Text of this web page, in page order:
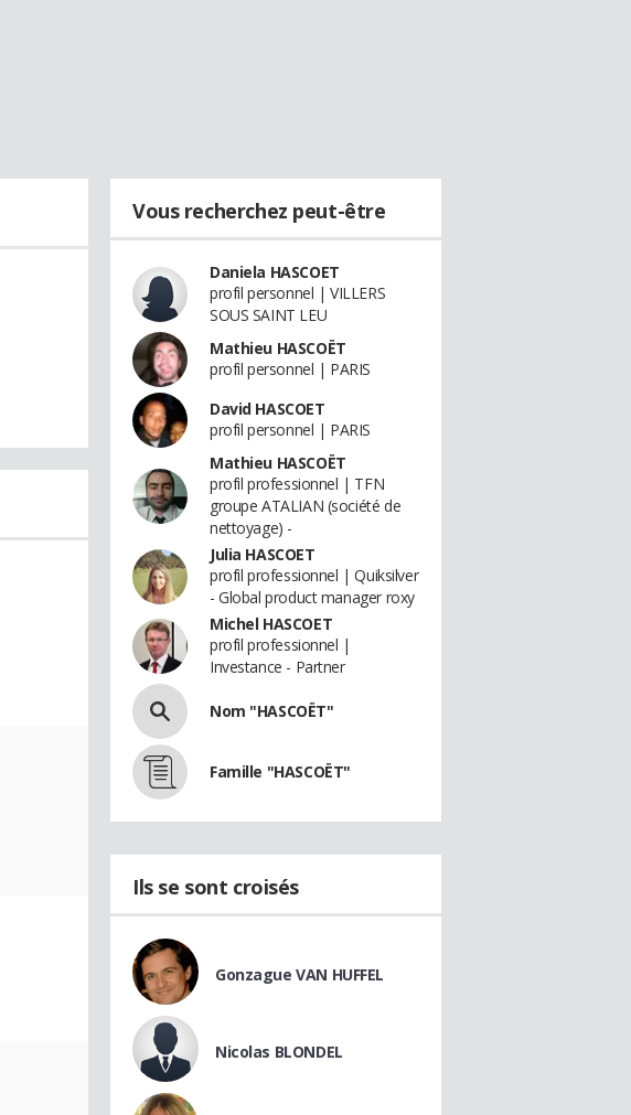
Vous recherchez peut-être
Daniela HASCOET
profil personnel | VILLERS
SOUS SAINT LEU
Mathieu HASCOËT
profil personnel | PARIS
David HASCOET
profil personnel | PARIS
Mathieu HASCOËT
profil professionnel | TFN
groupe ATALIAN (société de
nettoyage) -
Julia HASCOET
profil professionnel | Quiksilver
- Global product manager roxy
Michel HASCOET
profil professionnel |
Investance - Partner
Nom "HASCOËT"
Famille "HASCOËT"
Ils se sont croisés
Gonzague VAN HUFFEL
Nicolas BLONDEL